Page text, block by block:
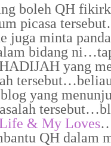
boleh QH
picasa
juga minta
bidang
yang
yang
& My Loves
QH dalam